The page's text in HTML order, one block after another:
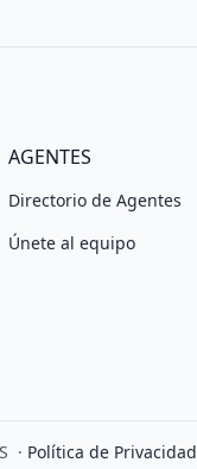
AGENTES
Directorio de Agentes
Únete al equipo
· Política de Privacidad